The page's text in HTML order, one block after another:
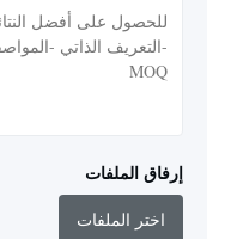
إرفاق الملفات
اختر الملفات